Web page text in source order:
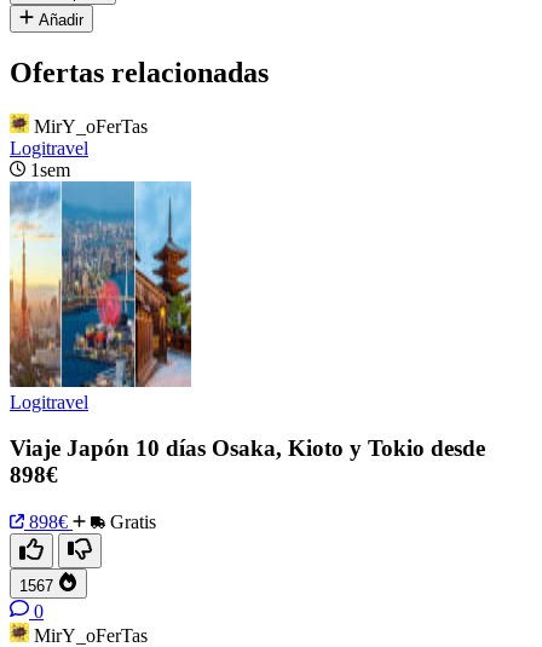
Añadir
Ofertas relacionadas
MirY_oFerTas
Logitravel
1sem
Logitravel
Viaje Japón 10 días Osaka, Kioto y Tokio desde
898€
898€ Gratis
1567
0
MirY_oFerTas